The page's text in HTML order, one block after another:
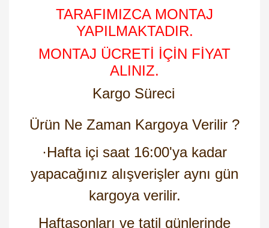
TARAFIMIZCA MONTAJ
YAPILMAKTADIR.
MONTAJ ÜCRETİ İÇİN FİYAT
ALINIZ.
Kargo Süreci
Ürün Ne Zaman Kargoya Verilir ?
·Hafta içi saat 16:00'ya kadar
yapacağınız alışverişler aynı gün
kargoya verilir.
Haftasonları ve tatil günlerinde